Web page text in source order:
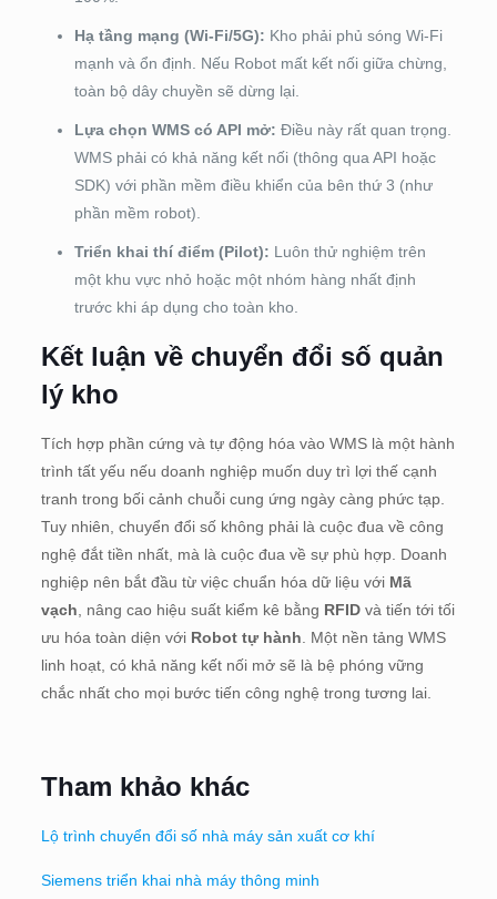
Hạ tầng mạng (Wi-Fi/5G): Kho phải phủ sóng Wi-Fi
mạnh và ổn định. Nếu Robot mất kết nối giữa chừng,
toàn bộ dây chuyền sẽ dừng lại.
Lựa chọn WMS có API mở: Điều này rất quan trọng.
WMS phải có khả năng kết nối (thông qua API hoặc
SDK) với phần mềm điều khiển của bên thứ 3 (như
phần mềm robot).
Triển khai thí điểm (Pilot): Luôn thử nghiệm trên
một khu vực nhỏ hoặc một nhóm hàng nhất định
trước khi áp dụng cho toàn kho.
Kết luận về chuyển đổi số quản
lý kho
Tích hợp phần cứng và tự động hóa vào WMS là một hành
trình tất yếu nếu doanh nghiệp muốn duy trì lợi thế cạnh
tranh trong bối cảnh chuỗi cung ứng ngày càng phức tạp.
Tuy nhiên, chuyển đổi số không phải là cuộc đua về công
nghệ đắt tiền nhất, mà là cuộc đua về sự phù hợp. Doanh
nghiệp nên bắt đầu từ việc chuẩn hóa dữ liệu với Mã
vạch , nâng cao hiệu suất kiểm kê bằng RFIDvà tiến tới tối
ưu hóa toàn diện với Robot tự hành . Một nền tảng WMS
linh hoạt, có khả năng kết nối mở sẽ là bệ phóng vững
chắc nhất cho mọi bước tiến công nghệ trong tương lai.
Tham khảo khác
Lộ trình chuyển đổi số nhà máy sản xuất cơ khí
Siemens triển khai nhà máy thông minh